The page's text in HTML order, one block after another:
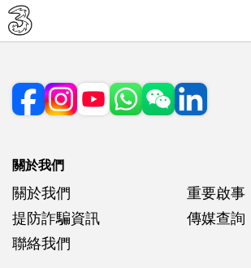
關於我們
關於我們
重要啟事
提防詐騙資訊
傳媒查詢
聯絡我們